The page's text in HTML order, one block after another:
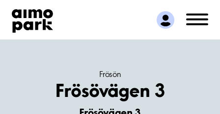
Hitta parkering
Samarbete
Kundservice
Frösön
Frösövägen 3